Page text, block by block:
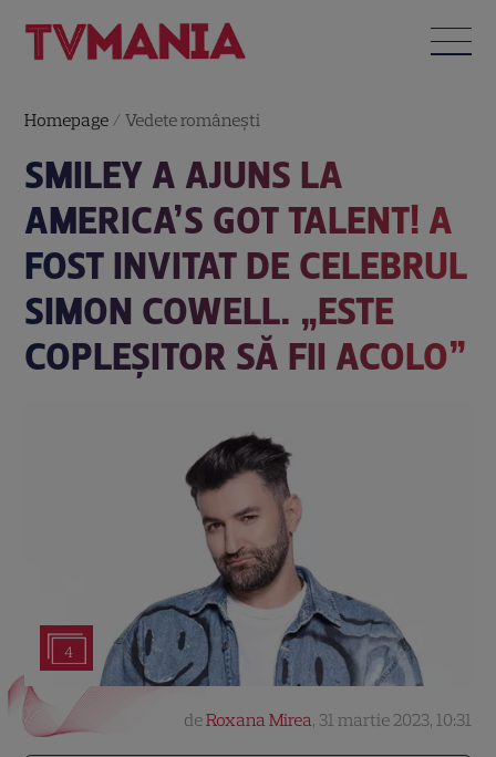
Homepage /Vedete româneşti
SMILEY A AJUNS LA
AMERICA’S GOT TALENT! A
FOST INVITAT DE CELEBRUL
SIMON COWELL. „ESTE
COPLEȘITOR SĂ FII ACOLO”
4
deRoxana Mirea, 31 martie 2023, 10:31